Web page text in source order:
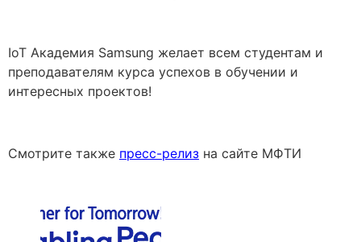
IoT Академия Samsung желает всем студентам и
преподавателям курса успехов в обучении и
интересных проектов!
Смотрите также пресс-релиз на сайте МФТИ